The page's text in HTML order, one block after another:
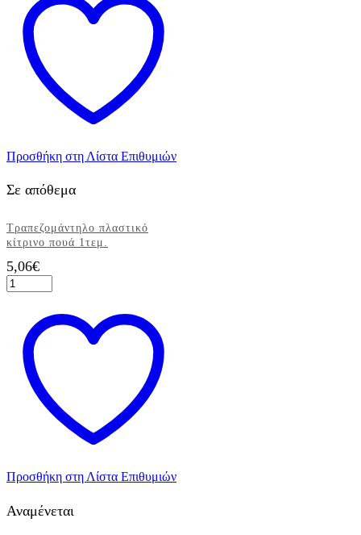
τεμ.
ποσότητα
Προσθήκη στη Λίστα Επιθυμιών
Σε απόθεμα
Τραπεζομάντηλο πλαστικό
κίτρινο πουά 1τεμ.
5,06€
Τραπεζομάντηλο
πλαστικό
1τεμ.
ποσότητα
Προσθήκη στη Λίστα Επιθυμιών
Αναμένεται